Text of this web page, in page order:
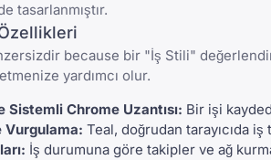
tasarlanmıştır.
because bir "İş Stili"
yardımcı olur.
Sistemli Chrome Uzantısı: Bir işi
Vurgulama: Teal, doğrudan tarayıcıda
İş durumuna göre takipler ve ağ